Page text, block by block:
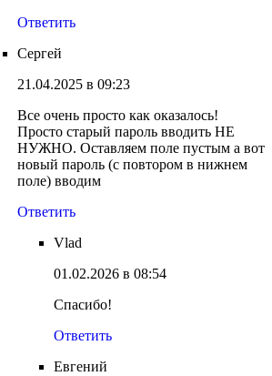
Ответить
Сергей
21.04.2025 в 09:23
Все очень просто как оказалось!
Просто старый пароль вводить НЕ
НУЖНО. Оставляем поле пустым а вот
новый пароль (с повтором в нижнем
поле) вводим
Ответить
Vlad
01.02.2026 в 08:54
Спасибо!
Ответить
Евгений